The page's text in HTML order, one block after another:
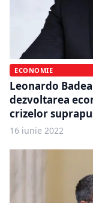
ECONOMIE
Leonardo
dezvoltarea
crizelor
16 iunie 2022